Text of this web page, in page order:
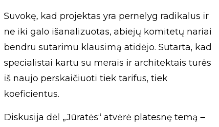
Suvokę, kad projektas yra pernelyg radikalus ir
ne iki galo išanalizuotas, abiejų komitetų nariai
bendru sutarimu klausimą atidėjo. Sutarta, kad
specialistai kartu su merais ir architektais turės
iš naujo perskaičiuoti tiek tarifus, tiek
koeficientus.
Diskusija dėl „Jūratės“ atvėrė platesnę temą –